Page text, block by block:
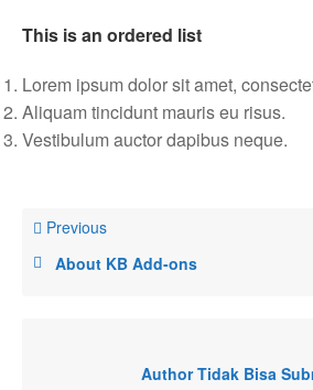
This is an ordered list
Lorem ipsum dolor sit amet,
Aliquam tincidunt mauris eu risus.
Vestibulum auctor dapibus neque.
Previous
About KB Add-ons
Author Tidak Bisa